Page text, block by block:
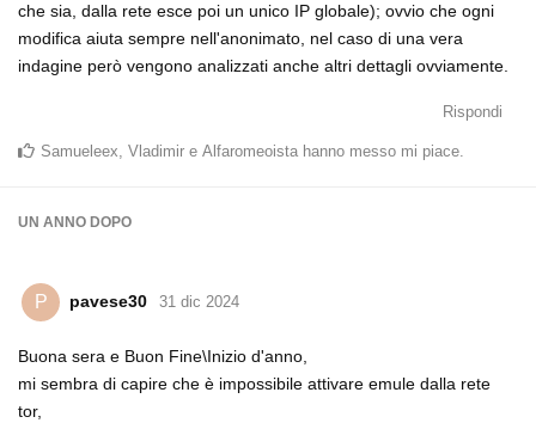
che sia, dalla rete esce poi un unico IP globale); ovvio che ogni
modifica aiuta sempre nell'anonimato, nel caso di una vera
indagine però vengono analizzati anche altri dettagli ovviamente.
Rispondi
Samueleex, Vladimir e Alfaromeoista hanno messo mi piace.
UN ANNO DOPO
P pavese30 31 dic 2024
Buona sera e Buon Fine\Inizio d'anno,
mi sembra di capire che è impossibile attivare emule dalla rete
tor,